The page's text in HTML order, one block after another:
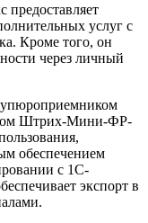
предоставляет
услуг с
Кроме того, он
через личный
Штрих-Мини-ФР-
обеспечением
с 1С-
экспорт в